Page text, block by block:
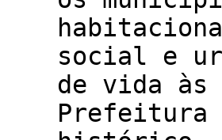
social e
de vida às
Prefeitura